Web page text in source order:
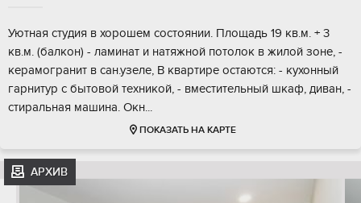
Уютная студия в хорошем состоянии. Площадь 19 кв.м. + 3
кв.м. (балкон) - ламинат и натяжной потолок в жилой зоне, -
керамогранит в сан.узеле, В квартире остаются: - кухонный
гарнитур с бытовой техникой, - вместительный шкаф, диван, -
стиральная машина. Окн...
ПОКАЗАТЬ НА КАРТЕ
АРХИВ